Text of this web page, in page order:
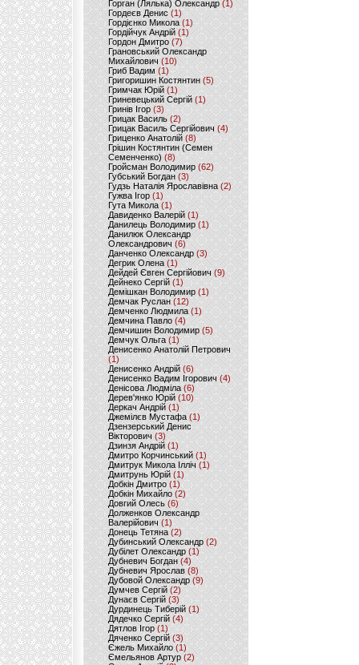
Горган (Лялька) Олександр(1)
Гордеєв Денис (1)
Гордієнко Микола (1)
Гордійчук Андрій (1)
Гордон Дмитро (7)
Грановський Олександр
Михайлович (10)
Гриб Вадим (1)
Григоришин Костянтин (5)
Гримчак Юрій(1)
Гриневецький Сергій(1)
Гринів Ігор (3)
Грицак Василь (2)
Грицак Василь Сергійович (4)
Гриценко Анатолій (8)
Грішин Костянтин (Семен
Семенченко)(8)
Гройсман Володимир(62)
Губський Богдан (3)
Гудзь Наталія Ярославівна(2)
Гужва Ігор (1)
Гута Микола (1)
Давиденко Валерій (1)
Данилець Володимир(1)
Данилюк Олександр
Олександрович (6)
Данченко Олександр (3)
Дегрик Олена(1)
Дейдей Євген Сергійович(9)
Дейнеко Сергій (1)
Демішкан Володимир(1)
Демчак Руслан (12)
Демченко Людмила (1)
Демчина Павло (4)
Демчишин Володимир (5)
Демчук Ольга(1)
Денисенко Анатолій Петрович
(1)
Денисенко Андрій (6)
Денисенко Вадим Ігорович (4)
Денісова Людміла(6)
Дерев'янко Юрій(10)
Деркач Андрій(1)
Джемілєв Мустафа (1)
Дзензерський Денис
Вікторович (3)
Дзинзя Андрій (1)
Дмитро Корчинський (1)
Дмитрук Микола Ілліч (1)
Дмитрунь Юрій (1)
Добкін Дмитро(1)
Добкін Михайло (2)
Довгий Олесь (6)
Долженков Олександр
Валерійович (1)
Донець Тетяна (2)
Дубинський Олександр(2)
Дубілет Олександр (1)
Дубневич Богдан (4)
Дубневич Ярослав (8)
Дубовой Олександр(9)
Думчев Сергій (2)
Дунаєв Сергій(3)
Дурдинець Тиберій (1)
Дядечко Сергій (4)
Дятлов Ігор (1)
Дяченко Сергій (3)
Єжель Михайло (1)
Ємельянов Артур (2)